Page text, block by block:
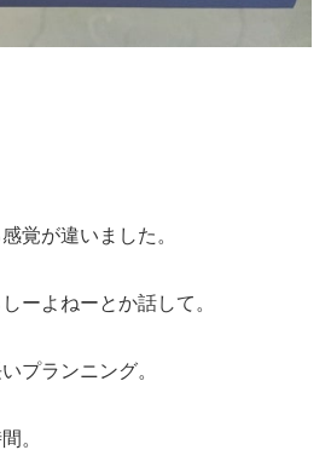
覚が違いました。
ーよねーとか話して。
プランニング。
。